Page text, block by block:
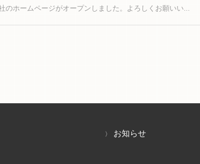
のホームページがオープンしました。よろしくお願いい...
お知らせ